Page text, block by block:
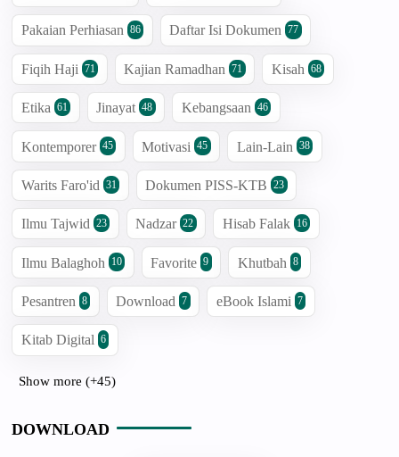
Pakaian Perhiasan 86 Daftar Isi Dokumen 77
Fiqih Haji 71 Kajian Ramadhan 71 Kisah 68
Etika 61 Jinayat 48 Kebangsaan 46
Kontemporer 45 Motivasi 45 Lain-Lain 38
Warits Faro'id 31 Dokumen PISS-KTB 23
Ilmu Tajwid 23 Nadzar 22 Hisab Falak 16
Ilmu Balaghoh 10 Favorite 9 Khutbah 8
Pesantren 8 Download 7 eBook Islami 7
Kitab Digital 6
Show more (+45)
DOWNLOAD